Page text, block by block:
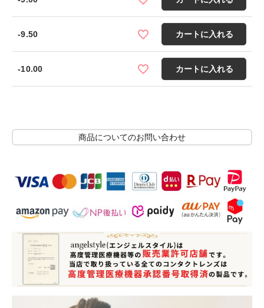
-9.50 カートに入れる
-10.00 カートに入れる
商品についてのお問い合わせ